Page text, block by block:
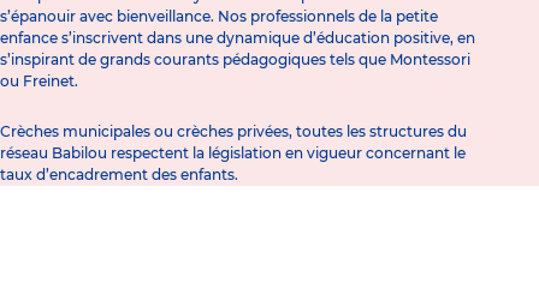
s’épanouir avec bienveillance. Nos professionnels de la petite
enfance s’inscrivent dans une dynamique d’éducation positive, en
s’inspirant de grands courants pédagogiques tels que Montessori
ou Freinet.
Crèches municipales ou crèches privées, toutes les structures du
réseau Babilou respectent la législation en vigueur concernant le
taux d’encadrement des enfants.